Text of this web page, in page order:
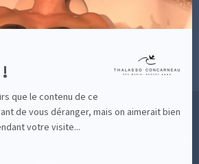
que le contenu de ce
de vous déranger, mais on aimerait bien
votre visite...
MESURES D'HYGIÈNE
DE CONFIDENTIALITÉ
MENTIONS LÉGALES
- 29900 CONCARNEAU - 02 98 75 05 40
VOS PRÉFÉRENCES EN MATIÈRE DE COOKIES